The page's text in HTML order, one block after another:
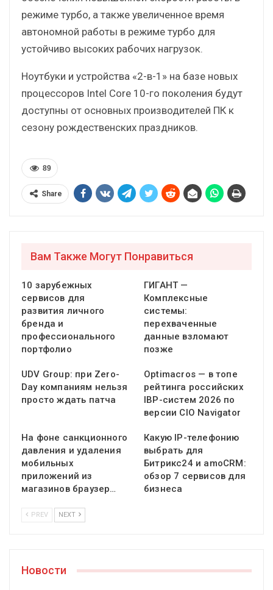
режиме турбо, а также увеличенное время
автономной работы в режиме турбо для
устойчиво высоких рабочих нагрузок.
Ноутбуки и устройства «2-в-1» на базе новых
процессоров Intel Core 10-го поколения будут
доступны от основных производителей ПК к
сезону рождественских праздников.
89
Share
Вам Также Могут Понравиться
10 зарубежных
сервисов для
развития личного
бренда и
профессионального
портфолио
ГИГАНТ —
Комплексные
системы:
перехваченные
данные взломают
позже
UDV Group: при Zero-
Day компаниям нельзя
просто ждать патча
Optimacros — в топе
рейтинга российских
IBP-систем 2026 по
версии CIO Navigator
На фоне санкционного
давления и удаления
мобильных
приложений из
магазинов браузер…
Какую IP-телефонию
выбрать для
Битрикс24 и amoCRM:
обзор 7 сервисов для
бизнеса
PREV NEXT
Новости